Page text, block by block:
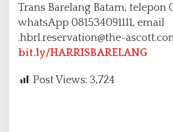
Trans Barelang Batam, telepon
whatsApp 081534091111, email
.hbrl.reservation@the-
bit.ly/HARRISBARELANG
Post Views: 3,724